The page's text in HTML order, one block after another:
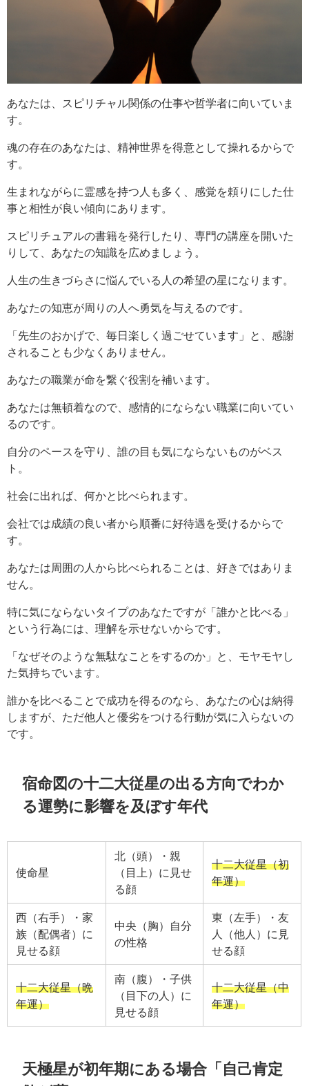
あなたは、スピリチャル関係の仕事や哲学者に向いていま
す。
魂の存在のあなたは、精神世界を得意として操れるからで
す。
生まれながらに霊感を持つ人も多く、感覚を頼りにした仕
事と相性が良い傾向にあります。
スピリチュアルの書籍を発行したり、専門の講座を開いた
りして、あなたの知識を広めましょう。
人生の生きづらさに悩んでいる人の希望の星になります。
あなたの知恵が周りの人へ勇気を与えるのです。
「先生のおかげで、毎日楽しく過ごせています」と、感謝
されることも少なくありません。
あなたの職業が命を繋ぐ役割を補います。
あなたは無頓着なので、感情的にならない職業に向いてい
るのです。
自分のペースを守り、誰の目も気にならないものがベス
ト。
社会に出れば、何かと比べられます。
会社では成績の良い者から順番に好待遇を受けるからで
す。
あなたは周囲の人から比べられることは、好きではありま
せん。
特に気にならないタイプのあなたですが「誰かと比べる」
という行為には、理解を示せないからです。
「なぜそのような無駄なことをするのか」と、モヤモヤし
た気持ちでいます。
誰かを比べることで成功を得るのなら、あなたの心は納得
しますが、ただ他人と優劣をつける行動が気に入らないの
です。
宿命図の十二大従星の出る方向でわか
る運勢に影響を及ぼす年代
使命星
北（頭）・親
（目上）に見せ
る顔
十二大従星（初
年運）
西（右手）・家
族（配偶者）に
見せる顔
中央（胸）自分
の性格
東（左手）・友
人（他人）に見
せる顔
十二大従星（晩
年運）
南（腹）・子供
（目下の人）に
見せる顔
十二大従星（中
年運）
天極星が初年期にある場合「自己肯定